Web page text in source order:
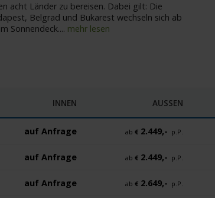
acht Länder zu bereisen. Dabei gilt: Die
Belgrad und Bukarest wechseln sich ab
Sonnendeck.... mehr lesen
INNEN AUSSEN
auf Anfrage ab € 2.449,- p.P.
auf Anfrage ab € 2.449,- p.P.
auf Anfrage ab € 2.649,- p.P.